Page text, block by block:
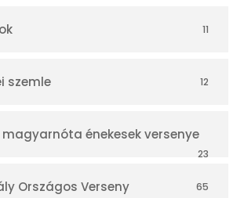
11
szemle 12
énekesek versenye
23
Országos Verseny 65